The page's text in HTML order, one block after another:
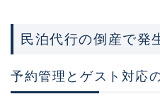
民泊代行の倒産で発
予約管理とゲスト対応